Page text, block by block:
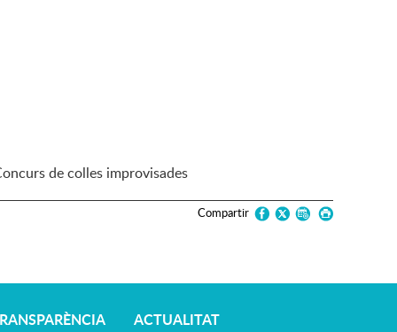
de colles improvisades
Compartir
ACTUALITAT